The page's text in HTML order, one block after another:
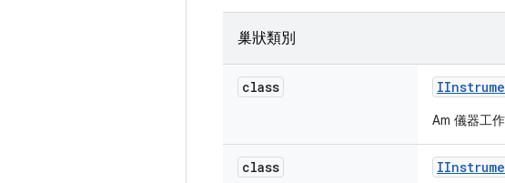
巢狀類別
class
Am 儀器工
class